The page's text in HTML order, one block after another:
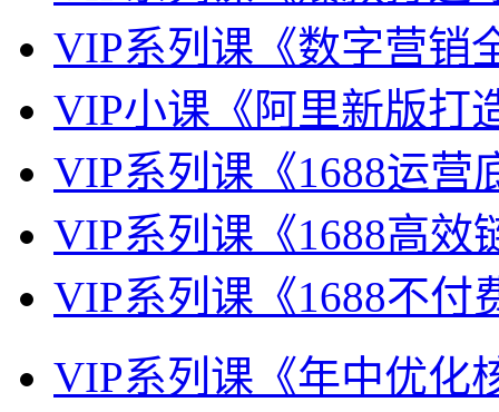
VIP系列课《数字营销
VIP小课《阿里新版打
VIP系列课《1688运营
VIP系列课《1688高效
VIP系列课《1688不付
VIP系列课《年中优化